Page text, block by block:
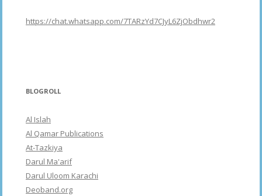
https://chat.whatsapp.com/7TARzYd7CJyL6ZjObdhwr2
BLOGROLL
Al Islah
Al Qamar Publications
At-Tazkiya
Darul Ma'arif
Darul Uloom Karachi
Deoband.org